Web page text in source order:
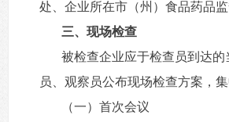
处、企业所在市（州）食品药品
三、现场检查
被检查企业应于检查员到达
员、观察员公布现场检查方案，
（一）首次会议